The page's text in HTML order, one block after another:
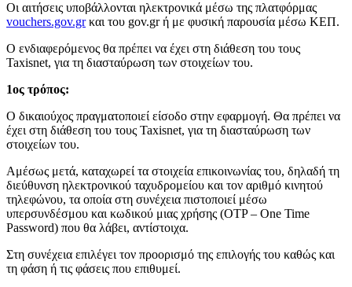
Οι αιτήσεις υποβάλλονται ηλεκτρονικά μέσω της πλατφόρμας
vouchers.gov.grκαι του gov.gr ή με φυσική παρουσία μέσω ΚΕΠ.
Ο ενδιαφερόμενος θα πρέπει να έχει στη διάθεση του τους
Taxisnet, για τη διασταύρωση των στοιχείων του.
1ος τρόπος:
Ο δικαιούχος πραγματοποιεί είσοδο στην εφαρμογή. Θα πρέπει να
έχει στη διάθεση του τους Taxisnet, για τη διασταύρωση των
στοιχείων του.
Αμέσως μετά, καταχωρεί τα στοιχεία επικοινωνίας του, δηλαδή τη
διεύθυνση ηλεκτρονικού ταχυδρομείου και τον αριθμό κινητού
τηλεφώνου, τα οποία στη συνέχεια πιστοποιεί μέσω
υπερσυνδέσμου και κωδικού μιας χρήσης (OTP – One Time
Password) που θα λάβει, αντίστοιχα.
Στη συνέχεια επιλέγει τον προορισμό της επιλογής του καθώς και
τη φάση ή τις φάσεις που επιθυμεί.